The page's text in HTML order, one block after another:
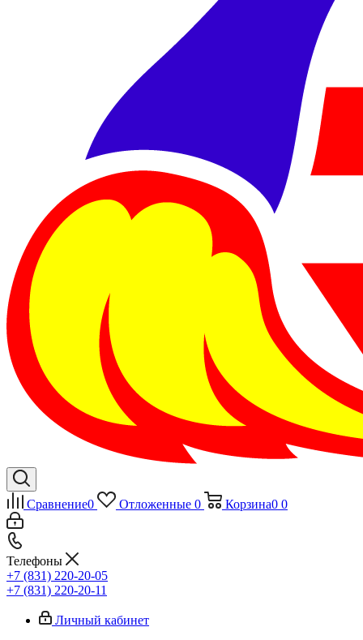
Сравнение0 Отложенные 0 Корзина0 0
Телефоны
+7 (831) 220-20-05
+7 (831) 220-20-11
Личный кабинет